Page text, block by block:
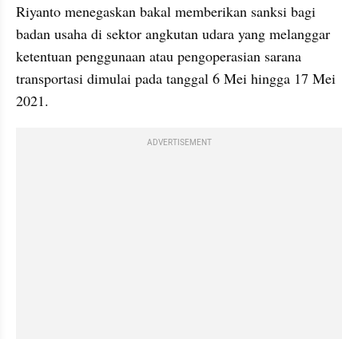
Riyanto menegaskan bakal memberikan sanksi bagi
badan usaha di sektor angkutan udara yang melanggar
ketentuan penggunaan atau pengoperasian sarana
transportasi dimulai pada tanggal 6 Mei hingga 17 Mei
2021.
ADVERTISEMENT